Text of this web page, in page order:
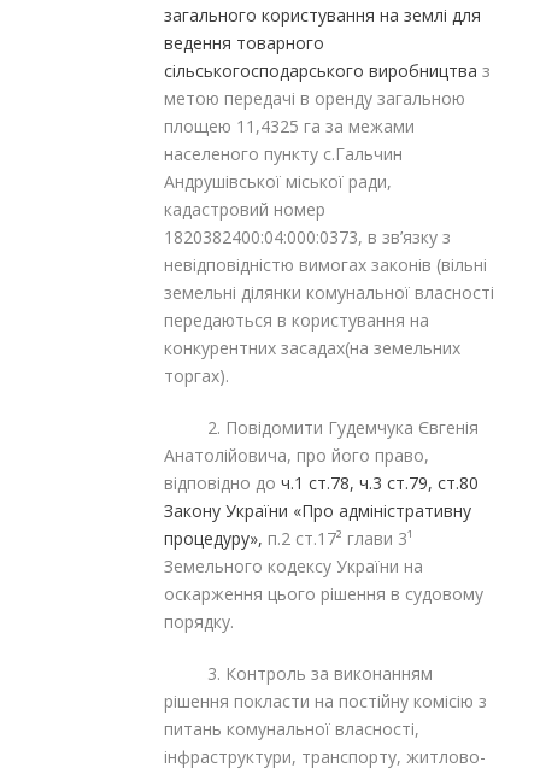
загального користування на землі для
ведення товарного
сільськогосподарського виробництва з
метою передачі в оренду загальною
площею 11,4325 га за межами
населеного пункту с.Гальчин
Андрушівської міської ради,
кадастровий номер
1820382400:04:000:0373, в зв’язку з
невідповідністю вимогах законів (вільні
земельні ділянки комунальної власності
передаються в користування на
конкурентних засадах(на земельних
торгах).
2. Повідомити Гудемчука Євгенія
Анатолійовича, про його право,
відповідно до ч.1 ст.78, ч.3 ст.79, ст.80
Закону України «Про адміністративну
процедуру», п.2 ст.17² глави 3¹
Земельного кодексу України на
оскарження цього рішення в судовому
порядку.
3. Контроль за виконанням
рішення покласти на постійну комісію з
питань комунальної власності,
інфраструктури, транспорту, житлово-